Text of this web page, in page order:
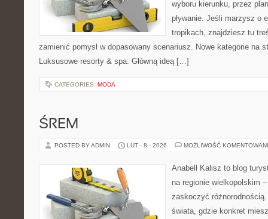
wyboru kierunku, przez
pływanie. Jeśli marzysz o
tropikach, znajdziesz tu
zamienić pomysł w dopasowany scenariusz. Nowe kategorie na
Luksusowe resorty & spa. Główną ideą […]
CATEGORIES: MODA
ŚREM
POSTED BY ADMIN LUT - 8 - 2026 MOŻLIWOŚĆ
Anabell Kalisz to blog
na regionie wielkopolskim
zaskoczyć
świata, gdzie konkret